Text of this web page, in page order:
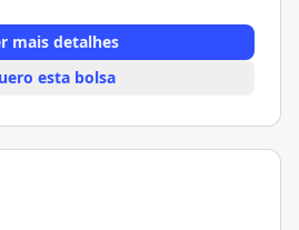
mais detalhes
esta bolsa